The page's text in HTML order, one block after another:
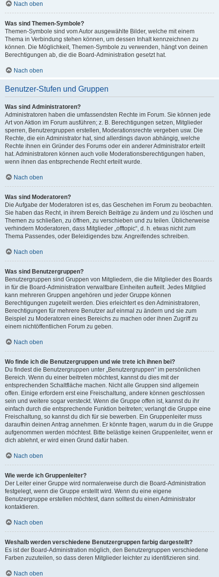
Nach oben
Was sind Themen-Symbole?
Themen-Symbole sind vom Autor ausgewählte Bilder, welche mit einem
Thema in Verbindung stehen können, um dessen Inhalt kennzeichnen zu
können. Die Möglichkeit, Themen-Symbole zu verwenden, hängt von deinen
Berechtigungen ab, die die Board-Administration gesetzt hat.
Nach oben
Benutzer-Stufen und Gruppen
Was sind Administratoren?
Administratoren haben die umfassendsten Rechte im Forum. Sie können jede
Art von Aktion im Forum ausführen; z. B. Berechtigungen setzen, Mitglieder
sperren, Benutzergruppen erstellen, Moderationsrechte vergeben usw. Die
Rechte, die ein Administrator hat, sind allerdings davon abhängig, welche
Rechte ihnen ein Gründer des Forums oder ein anderer Administrator erteilt
hat. Administratoren können auch volle Moderationsberechtigungen haben,
wenn ihnen das entsprechende Recht erteilt wurde.
Nach oben
Was sind Moderatoren?
Die Aufgabe der Moderatoren ist es, das Geschehen im Forum zu beobachten.
Sie haben das Recht, in ihrem Bereich Beiträge zu ändern und zu löschen und
Themen zu schließen, zu öffnen, zu verschieben und zu teilen. Üblicherweise
verhindern Moderatoren, dass Mitglieder „offtopic“, d. h. etwas nicht zum
Thema Passendes, oder Beleidigendes bzw. Angreifendes schreiben.
Nach oben
Was sind Benutzergruppen?
Benutzergruppen sind Gruppen von Mitgliedern, die die Mitglieder des Boards
in für die Board-Administration verwaltbare Einheiten aufteilt. Jedes Mitglied
kann mehreren Gruppen angehören und jeder Gruppe können
Berechtigungen zugeteilt werden. Dies erleichtert es den Administratoren,
Berechtigungen für mehrere Benutzer auf einmal zu ändern und sie zum
Beispiel zu Moderatoren eines Bereichs zu machen oder ihnen Zugriff zu
einem nichtöffentlichen Forum zu geben.
Nach oben
Wo finde ich die Benutzergruppen und wie trete ich ihnen bei?
Du findest die Benutzergruppen unter „Benutzergruppen“ im persönlichen
Bereich. Wenn du einer beitreten möchtest, kannst du dies mit der
entsprechenden Schaltfläche machen. Nicht alle Gruppen sind allgemein
offen. Einige erfordern erst eine Freischaltung, andere können geschlossen
sein und weitere sogar versteckt. Wenn die Gruppe offen ist, kannst du ihr
einfach durch die entsprechende Funktion beitreten; verlangt die Gruppe eine
Freischaltung, so kannst du dich für sie bewerben. Ein Gruppenleiter muss
daraufhin deinen Antrag annehmen. Er könnte fragen, warum du in die Gruppe
aufgenommen werden möchtest. Bitte belästige keinen Gruppenleiter, wenn er
dich ablehnt, er wird einen Grund dafür haben.
Nach oben
Wie werde ich Gruppenleiter?
Der Leiter einer Gruppe wird normalerweise durch die Board-Administration
festgelegt, wenn die Gruppe erstellt wird. Wenn du eine eigene
Benutzergruppe erstellen möchtest, dann solltest du einen Administrator
kontaktieren.
Nach oben
Weshalb werden verschiedene Benutzergruppen farbig dargestellt?
Es ist der Board-Administration möglich, den Benutzergruppen verschiedene
Farben zuzuteilen, so dass deren Mitglieder leichter zu identifizieren sind.
Nach oben